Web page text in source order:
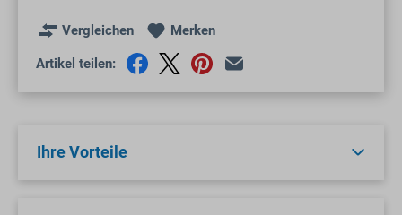
Vergleichen Merken
Artikel teilen:
Ihre Vorteile